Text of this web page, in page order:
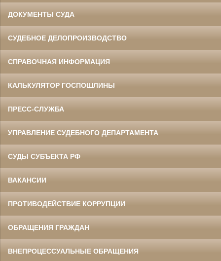
ДОКУМЕНТЫ СУДА
СУДЕБНОЕ ДЕЛОПРОИЗВОДСТВО
СПРАВОЧНАЯ ИНФОРМАЦИЯ
КАЛЬКУЛЯТОР ГОСПОШЛИНЫ
ПРЕСС-СЛУЖБА
УПРАВЛЕНИЕ СУДЕБНОГО ДЕПАРТАМЕНТА
СУДЫ СУБЪЕКТА РФ
ВАКАНСИИ
ПРОТИВОДЕЙСТВИЕ КОРРУПЦИИ
ОБРАЩЕНИЯ ГРАЖДАН
ВНЕПРОЦЕССУАЛЬНЫЕ ОБРАЩЕНИЯ